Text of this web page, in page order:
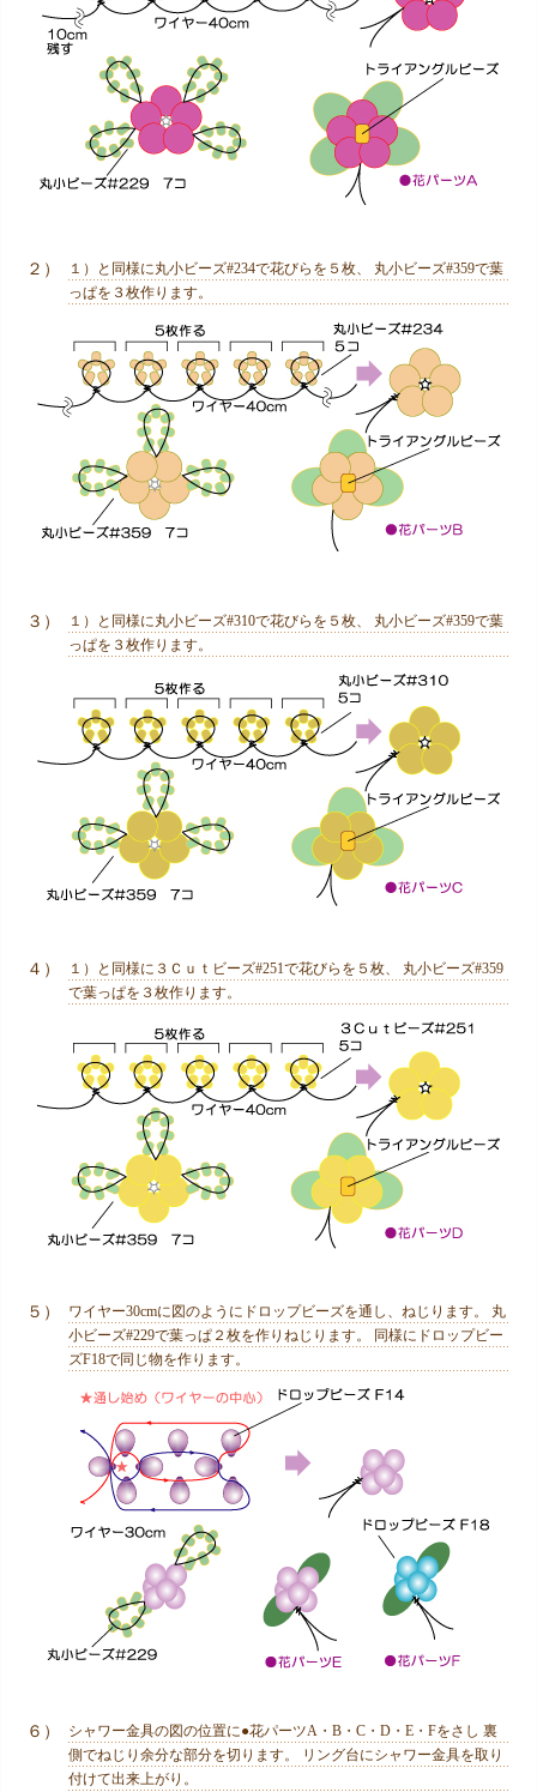
２）
１）と同様に丸小ビーズ#234で花びらを５枚、 丸小ビーズ#359で葉
っぱを３枚作ります。
３）
１）と同様に丸小ビーズ#310で花びらを５枚、 丸小ビーズ#359で葉
っぱを３枚作ります。
４）
１）と同様に３Ｃｕｔビーズ#251で花びらを５枚、 丸小ビーズ#359
で葉っぱを３枚作ります。
５）
ワイヤー30cmに図のようにドロップビーズを通し、ねじります。 丸
小ビーズ#229で葉っぱ２枚を作りねじります。 同様にドロップビー
ズF18で同じ物を作ります。
６）
シャワー金具の図の位置に●花パーツA・B・C・D・E・Fをさし 裏
側でねじり余分な部分を切ります。 リング台にシャワー金具を取り
付けて出来上がり。